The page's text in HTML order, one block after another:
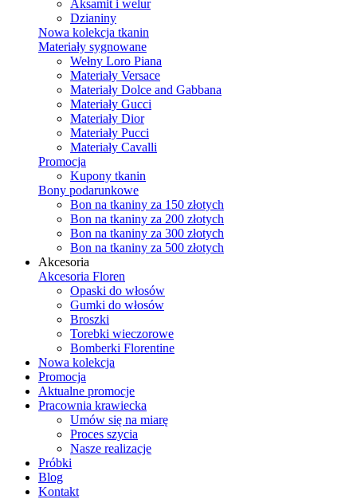
Aksamit i welur
Dzianiny
Nowa kolekcja tkanin
Materiały sygnowane
Wełny Loro Piana
Materiały Versace
Materiały Dolce and Gabbana
Materiały Gucci
Materiały Dior
Materiały Pucci
Materiały Cavalli
Promocja
Kupony tkanin
Bony podarunkowe
Bon na tkaniny za 150 złotych
Bon na tkaniny za 200 złotych
Bon na tkaniny za 300 złotych
Bon na tkaniny za 500 złotych
Akcesoria
Akcesoria Floren
Opaski do włosów
Gumki do włosów
Broszki
Torebki wieczorowe
Bomberki Florentine
Nowa kolekcja
Promocja
Aktualne promocje
Pracownia krawiecka
Umów się na miarę
Proces szycia
Nasze realizacje
Próbki
Blog
Kontakt